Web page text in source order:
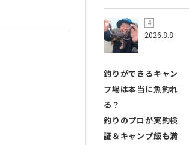
2026.8.8
釣りができるキャン
プ場は本当に魚釣れ
る？
釣りのプロが実釣検
証＆キャンプ飯も満